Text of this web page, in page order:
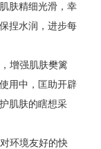
肤精细光滑，幸
捏水润，进步每
增强肌肤樊篱
用中，匡助开辟
肌肤的瞎想采
环境友好的快